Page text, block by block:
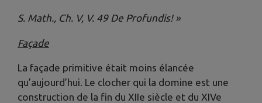
S. Math., Ch. V, V. 49 De Profundis! »
Façade
La façade primitive était moins élancée
qu’aujourd’hui. Le clocher qui la domine est une
construction de la fin du XIIe siècle et du XIVe